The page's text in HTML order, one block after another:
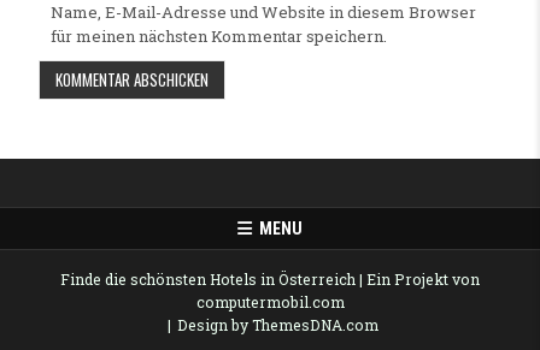
Name, E-Mail-Adresse und Website in diesem Browser
für meinen nächsten Kommentar speichern.
MENU
Finde die schönsten Hotels in Österreich| Ein Projekt von
computermobil.com
Design by ThemesDNA.com